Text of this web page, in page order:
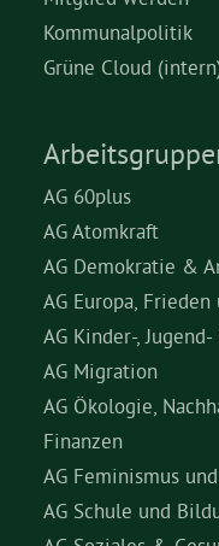
Kommunalpolitik
Grüne Cloud
AG 60plus
AG Atomkraft
AG Demokratie &
AG Europa,
AG Kinder-,
AG Migration
AG Ökologie,
Finanzen
AG Feminismus
AG Schule und